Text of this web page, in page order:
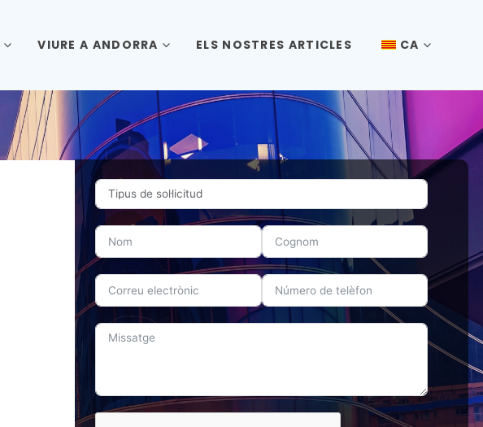
VIURE A ANDORRA ELS NOSTRES ARTICLES CA